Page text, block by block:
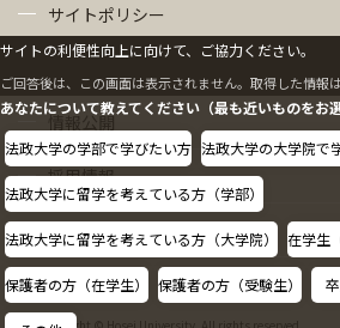
サイトポリシー
情報公開
採用情報
教職員の方へ
サイトの利便性向上に向けて、ご協力ください。
ご回答後は、この画面は表示されません。取得した情報
あなたについて教えてください（最も近いものをお
法政大学の学部で学びたい方 法政大学の大学院で
法政大学に留学を考えている方（学部）
法政大学に留学を考えている方（大学院） 在学生
保護者の方（在学生） 保護者の方（受験生）